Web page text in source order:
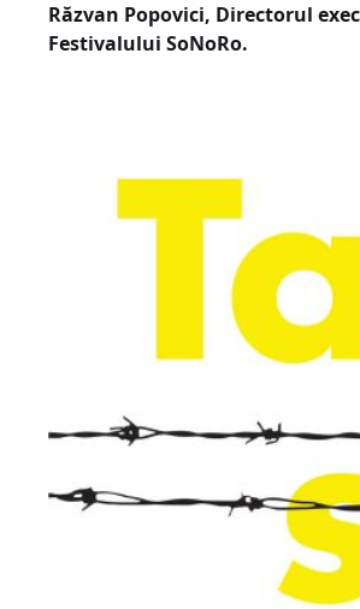
Răzvan Popovici, Directorul
Festivalului SoNoRo.